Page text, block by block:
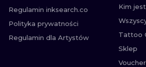
Regulamin inksearch.co
Polityka prywatności
Regulamin dla Artystów
Kim
Tattoo
Sklep